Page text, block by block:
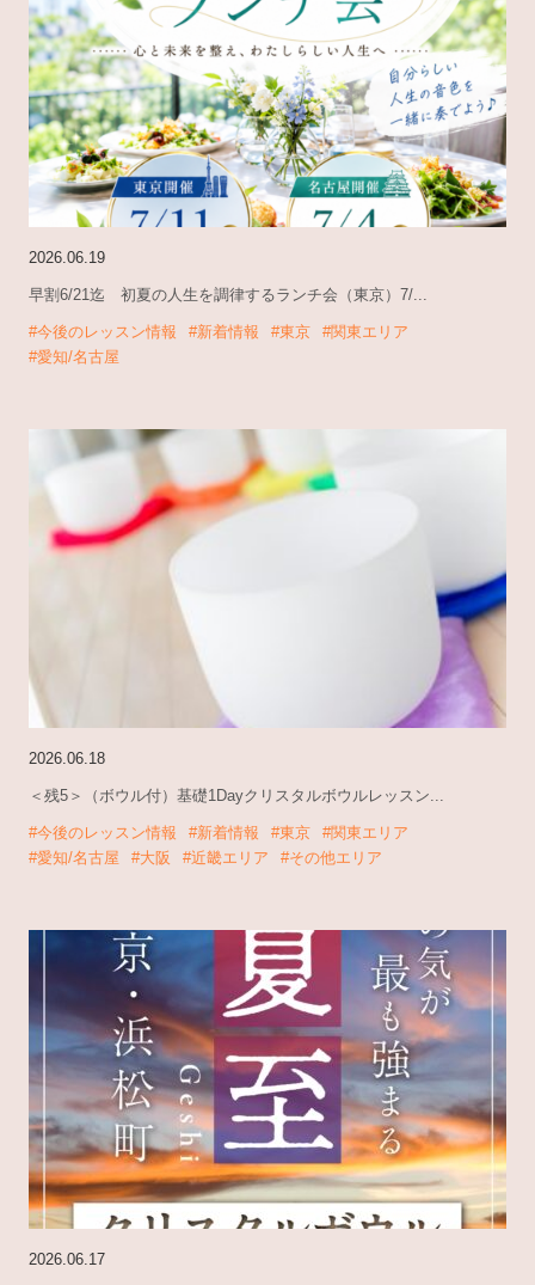
2026.06.19
早割6/21迄 初夏の人生を調律するランチ会（東京）7/...
#今後のレッスン情報 #新着情報 #東京
#関東エリア
#愛知/名古屋
2026.06.18
＜残5＞（ボウル付）基礎1Dayクリスタルボウルレッスン...
#今後のレッスン情報 #新着情報 #東京
#関東エリア
#愛知/名古屋
#大阪 #近畿エリア #その他エリア
2026.06.17